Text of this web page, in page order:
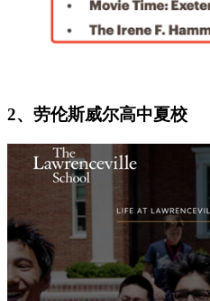
2、劳伦斯威尔高中夏校